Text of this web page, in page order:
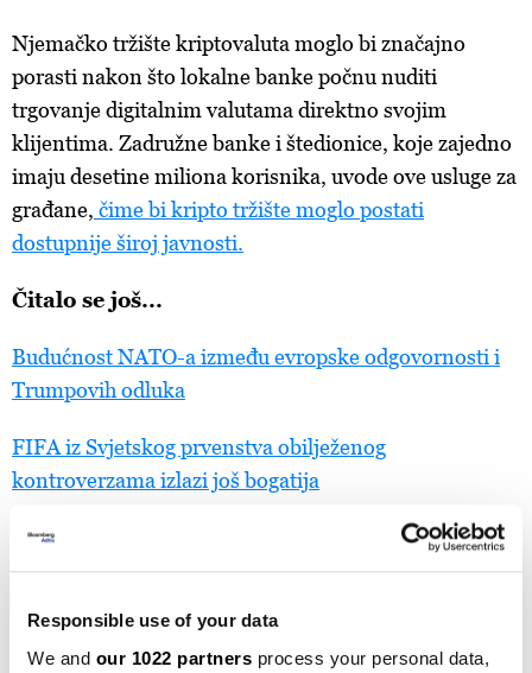
Responsible use of your data
We and our 1022 partners process your personal data,
Njemačko tržište kriptovaluta moglo bi značajno
porasti nakon što lokalne banke počnu nuditi
trgovanje digitalnim valutama direktno svojim
klijentima. Zadružne banke i štedionice, koje zajedno
imaju desetine miliona korisnika, uvode ove usluge za
građane, čime bi kripto tržište moglo postati
dostupnije široj javnosti.
Čitalo se još...
Budućnost NATO-a između evropske odgovornosti i
Trumpovih odluka
FIFA iz Svjetskog prvenstva obilježenog
kontroverzama izlazi još bogatija
IZVOZ POSAO RADNICI NATO